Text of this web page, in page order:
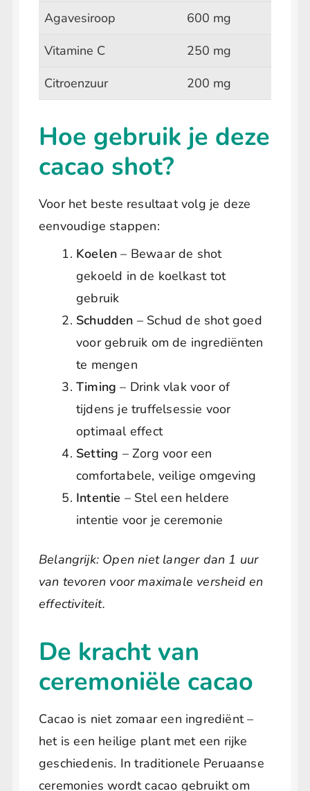
Agavesiroop
600 mg
Vitamine C
250 mg
Citroenzuur
200 mg
Hoe gebruik je deze
cacao shot?
Voor het beste resultaat volg je deze
eenvoudige stappen:
Koelen – Bewaar de shot
gekoeld in de koelkast tot
gebruik
Schudden – Schud de shot goed
voor gebruik om de ingrediënten
te mengen
Timing – Drink vlak voor of
tijdens je truffelsessie voor
optimaal effect
Setting – Zorg voor een
comfortabele, veilige omgeving
Intentie – Stel een heldere
intentie voor je ceremonie
Belangrijk: Open niet langer dan 1 uur
van tevoren voor maximale versheid en
effectiviteit.
De kracht van
ceremoniële cacao
Cacao is niet zomaar een ingrediënt –
het is een heilige plant met een rijke
geschiedenis. In traditionele Peruaanse
ceremonies wordt cacao gebruikt om